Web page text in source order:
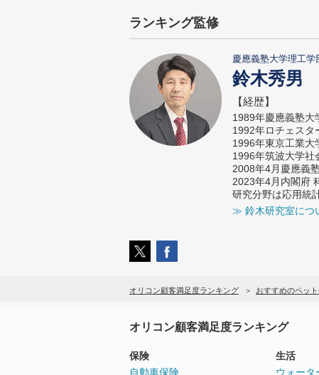
ランキング監修
慶應義塾大学理工学
鈴木秀男
【経歴】
1989年慶應義塾大
1992年ロチェスタ
1996年東京工業大
1996年筑波大学社
2008年4月慶應義
2023年4月内閣府
研究分野は応用統
≫ 鈴木研究室につ
オリコン顧客満足度ランキング おすすめのペッ
オリコン顧客満足度ランキング
保険
自動車保険
生活
ウォータ